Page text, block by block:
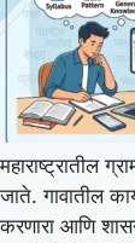
महाराष्ट्रातील
जाते. गावातील
करणारा आणि